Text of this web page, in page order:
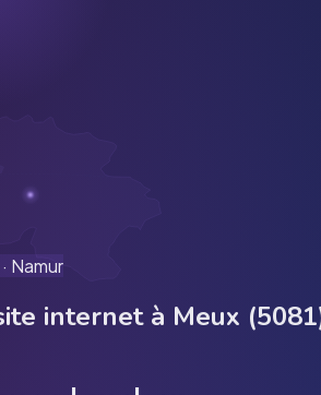
· Namur
internet à Meux (5081